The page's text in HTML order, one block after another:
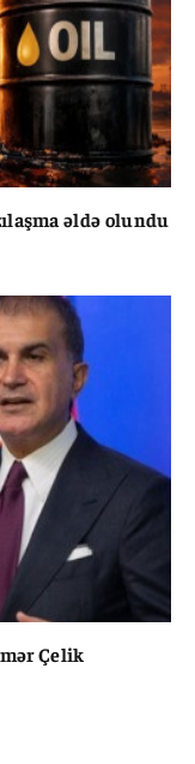
əldə olundu
Çelik